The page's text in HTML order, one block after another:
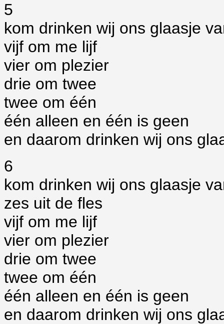
5
kom drinken wij ons glaasje
vijf om me lijf
vier om plezier
drie om twee
twee om één
één alleen en één is geen
en daarom drinken wij ons
6
kom drinken wij ons glaasje
zes uit de fles
vijf om me lijf
vier om plezier
drie om twee
twee om één
één alleen en één is geen
en daarom drinken wij ons